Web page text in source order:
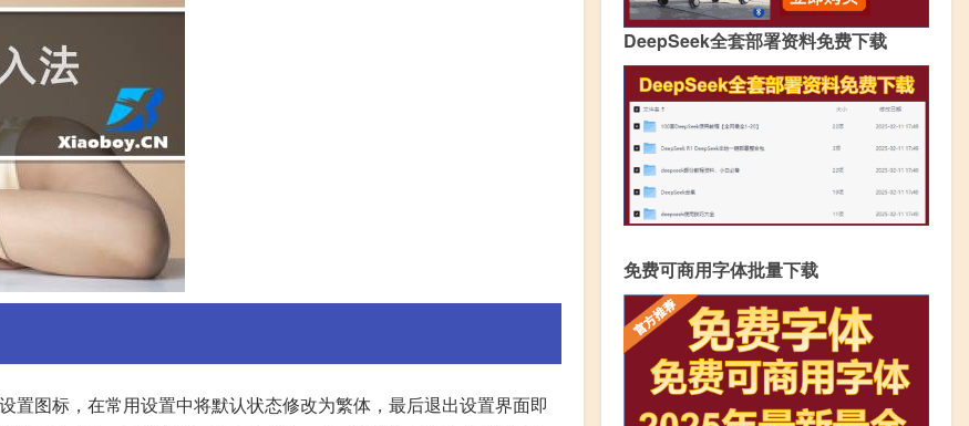
图标，在常用设置中将默认状态修改为繁体，最后退出设置界面即
DeepSeek全套部署资料免费下载
免费可商用字体批量下载